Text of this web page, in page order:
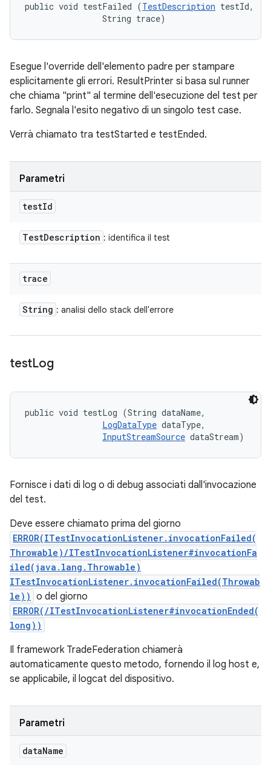
public void testFailed (TestDescription testId,
                String trace)
Esegue l'override dell'elemento padre per stampare
esplicitamente gli errori. ResultPrinter si basa sul runner
che chiama "print" al termine dell'esecuzione del test per
farlo. Segnala l'esito negativo di un singolo test case.
Verrà chiamato tra testStarted e testEnded.
Parametri
testId
TestDescription : identifica il test
trace
String : analisi dello stack dell'errore
testLog
public void testLog (String dataName,
LogDataType dataType,
InputStreamSource dataStream)
Fornisce i dati di log o di debug associati dall'invocazione
del test.
Deve essere chiamato prima del giorno
ERROR(ITestInvocationListener.invocationFailed(
Throwable)/ITestInvocationListener#invocationFa
iled(java.lang.Throwable)
ITestInvocationListener.invocationFailed(Throwab
le)) o del giorno
ERROR(/ITestInvocationListener#invocationEnded(
long))
Il framework TradeFederation chiamerà
automaticamente questo metodo, fornendo il log host e,
se applicabile, il logcat del dispositivo.
Parametri
dataName